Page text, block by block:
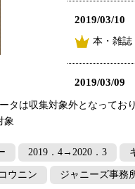
2019/03/10
本・雑誌
2019/03/09
本・雑誌
2019/03/08
本・雑誌
タは収集対象外となってお
象
2019．4→2020．3
ウニン ジャニーズ事務